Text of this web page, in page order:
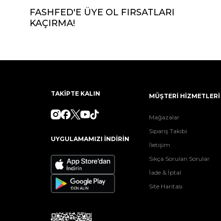
FASHFED'E ÜYE OL FIRSATLARI
KAÇIRMA!
TAKİPTE KALIN
UYGULAMAMIZI İNDİRİN
MÜŞTERİ HİZMETLERİ
Mağazalar
Sipariş Takibi
İletişim
Sıkça Sorulan Sorular
İade & İptal
Site Haritası